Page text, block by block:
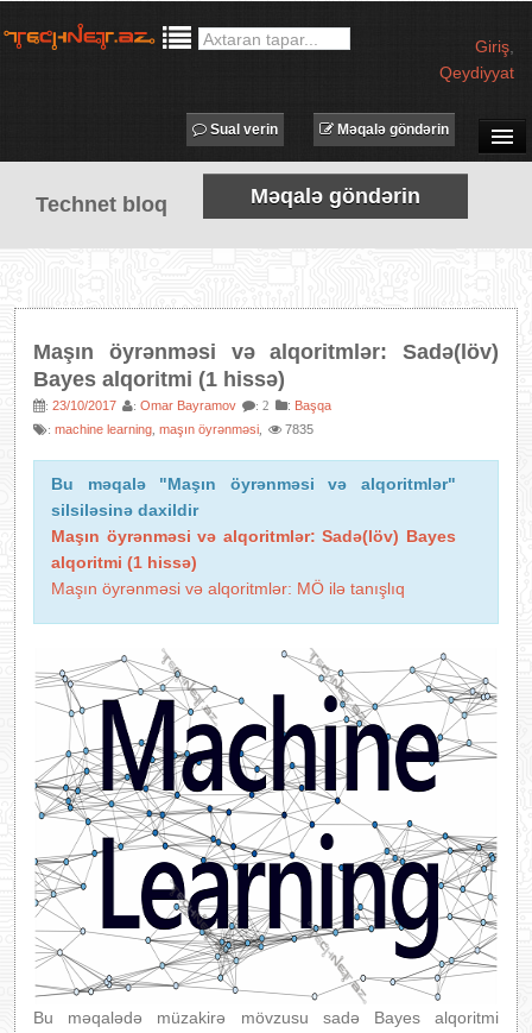
Giriş
Qeydiyyat
SUAL-CAVAB
TECHNET TV
MƏQALƏLƏR
AVADANLIQLAR
XƏBƏRLƏR
Məqalə göndərin
Sual verin
Technet bloq Məqalə göndərin
Maşın öyrənməsi və alqoritmlər: Sadə(löv)
Bayes alqoritmi (1 hissə)
: 23/10/2017 : Omar Bayramov : 2 : Başqa
: machine learning maşın öyrənməsi 7835
Bu məqalə "Maşın öyrənməsi və alqoritmlər"
silsiləsinə daxildir
Maşın öyrənməsi və alqoritmlər: Sadə(löv) Bayes
alqoritmi (1 hissə)
Maşın öyrənməsi və alqoritmlər: MÖ ilə tanışlıq
Bu məqalədə müzakirə mövzusu sadə Bayes alqoritmi